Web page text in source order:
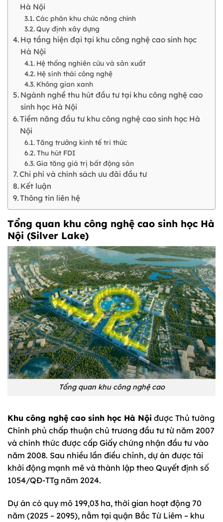
Hà Nội
Các phân khu chức năng chính
Quy định xây dựng
Hạ tầng hiện đại tại khu công nghệ cao sinh học
Hà Nội
Hệ thống nghiên cứu và sản xuất
Hệ sinh thái công nghệ
Không gian xanh
Ngành nghề thu hút đầu tư tại khu công nghệ cao
sinh học Hà Nội
Tiềm năng đầu tư khu công nghệ cao sinh học Hà
Nội
Tăng trưởng kinh tế tri thức
Thu hút FDI
Gia tăng giá trị bất động sản
Chi phí và chính sách ưu đãi đầu tư
Kết luận
Thông tin liên hệ
Tổng quan khu công nghệ cao sinh học Hà
Nội (Silver Lake)
Tổng quan khu công nghệ cao
Khu công nghệ cao sinh học Hà Nội được Thủ tướng
Chính phủ chấp thuận chủ trương đầu tư từ năm 2007
và chính thức được cấp Giấy chứng nhận đầu tư vào
năm 2008. Sau nhiều lần điều chỉnh, dự án được tái
khởi động mạnh mẽ và thành lập theo Quyết định số
1054/QĐ-TTg năm 2024.
Dự án có quy mô 199,03 ha, thời gian hoạt động 70
năm (2025 – 2095), nằm tại quận Bắc Từ Liêm – khu